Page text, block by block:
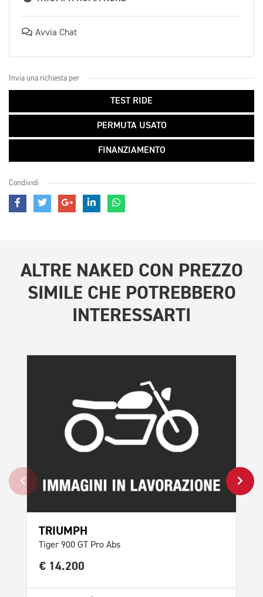
Avvia Chat
Invia una richiesta per
TEST RIDE
PERMUTA USATO
FINANZIAMENTO
Condividi
ALTRE NAKED CON PREZZO
SIMILE CHE POTREBBERO
INTERESSARTI
TRIUMPH
Tiger 900 GT Pro Abs
€ 14.200